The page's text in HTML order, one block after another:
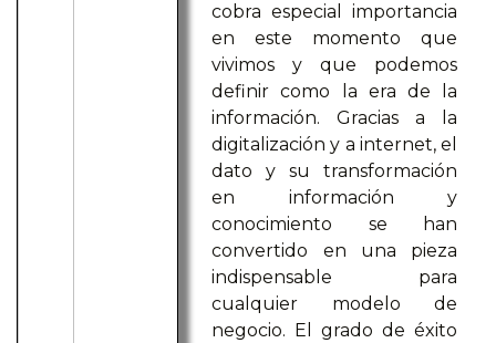
cobra especial importancia
en este momento que
vivimos y que podemos
definir como la era de la
información. Gracias a la
digitalización y a internet, el
dato y su transformación
en información y
conocimiento se han
convertido en una pieza
indispensable para
cualquier modelo de
negocio. El grado de éxito